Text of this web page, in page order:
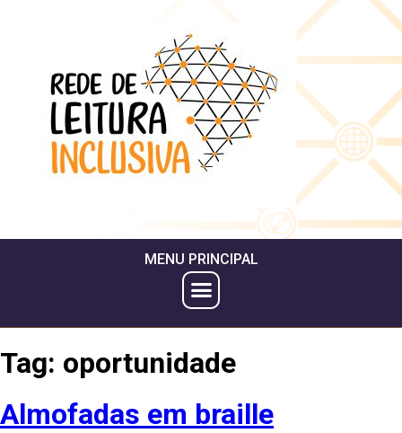
MENU PRINCIPAL
Tag: oportunidade
Almofadas em braille